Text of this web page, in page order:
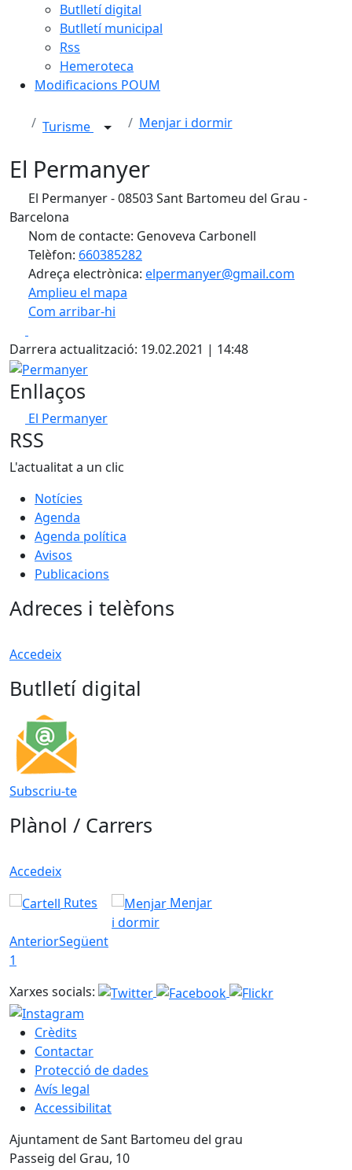
Butlletí digital
Butlletí municipal
Rss
Hemeroteca
Modificacions POUM
Turisme Menjar i dormir
El Permanyer
El Permanyer - 08503 Sant Bartomeu del Grau -
Barcelona
Nom de contacte: Genoveva Carbonell
Telèfon: 660385282
Adreça electrònica: elpermanyer@gmail.com
Amplieu el mapa
Com arribar-hi
+
−
Darrera actualització: 19.02.2021 | 14:48
Permanyer
Enllaços
El Permanyer
RSS
L'actualitat a un clic
Notícies
Agenda
Agenda política
Avisos
Publicacions
Adreces i telèfons
Accedeix
Butlletí digital
Subscriu-te
Plànol / Carrers
Accedeix
Rutes
Menjar
i dormir
AnteriorSegüent
1
Xarxes socials:
Crèdits
Contactar
Protecció de dades
Avís legal
Accessibilitat
Ajuntament de Sant Bartomeu del grau
Passeig del Grau, 10